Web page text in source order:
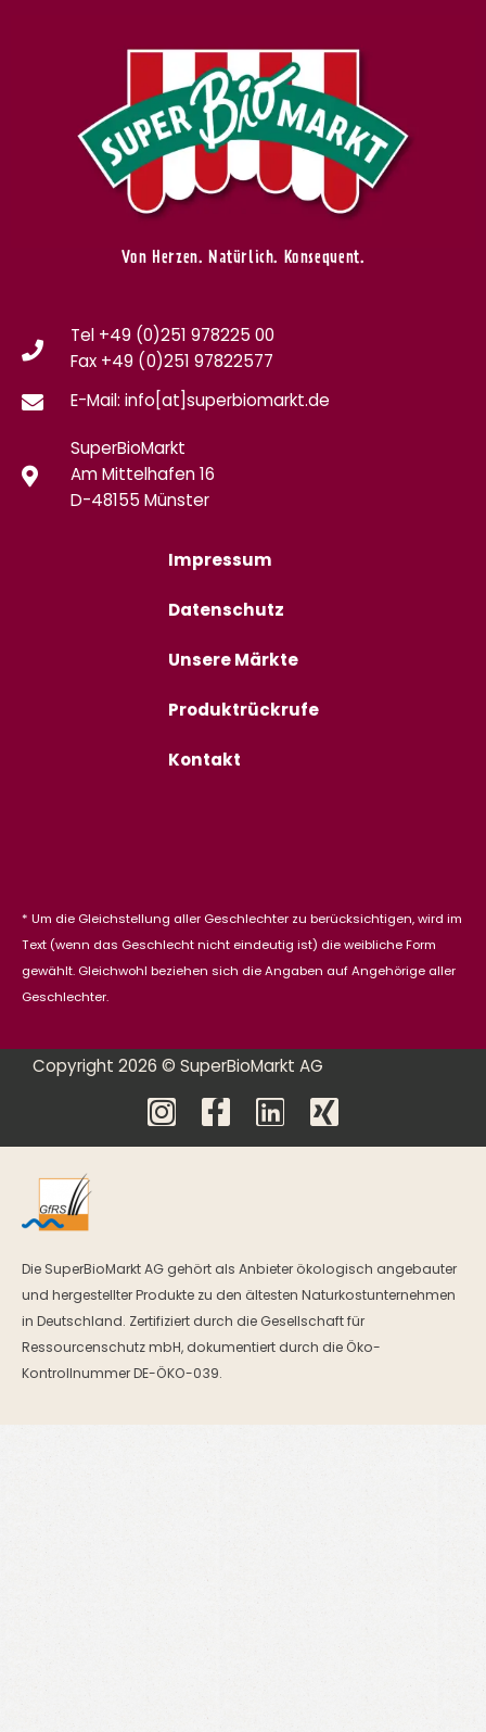
Von Herzen. Natürlich. Konsequent.
Tel +49 (0)251 978225 00
Fax +49 (0)251 97822577
E-Mail: info[at]superbiomarkt.de
SuperBioMarkt
Am Mittelhafen 16
D-48155 Münster
Impressum
Datenschutz
Unsere Märkte
Produktrückrufe
Kontakt
* Um die Gleichstellung aller Geschlechter zu berücksichtigen, wird im
Text (wenn das Geschlecht nicht eindeutig ist) die weibliche Form
gewählt. Gleichwohl beziehen sich die Angaben auf Angehörige aller
Geschlechter.
Copyright 2026 © SuperBioMarkt AG
Die SuperBioMarkt AG gehört als Anbieter ökologisch angebauter
und hergestellter Produkte zu den ältesten Naturkostunternehmen
in Deutschland. Zertifiziert durch die Gesellschaft für
Ressourcenschutz mbH, dokumentiert durch die Öko-
Kontrollnummer DE-ÖKO-039.